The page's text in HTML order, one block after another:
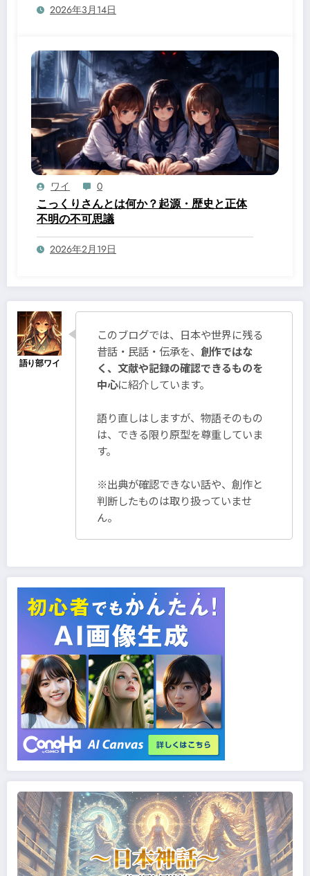
2026年3月14日
ワイ 0
こっくりさんとは何か？起源・歴史と正体
不明の不可思議
2026年2月19日
このブログでは、日本や世界に残る
昔話・民話・伝承を、 創作ではな
く、文献や記録の確認できるものを
中心に紹介しています。
語り直しはしますが、物語そのもの
は、できる限り原型を尊重していま
す。
※出典が確認できない話や、創作と
判断したものは取り扱っていませ
ん。